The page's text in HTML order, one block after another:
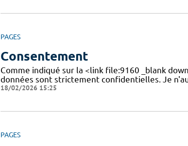
PAGES
Consentement
Comme indiqué sur la <link file:9160 _blank
données sont strictement confidentielles. Je
18/02/2026 15:25
PAGES